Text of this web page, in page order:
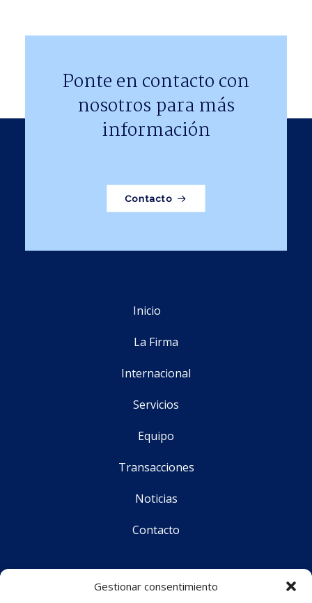
Gestionar consentimiento
Ponte en contacto con
nosotros para más
información
Contacto
Inicio
La Firma
Internacional
Servicios
Equipo
Transacciones
Noticias
Contacto